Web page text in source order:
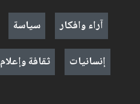
آراء وافكار
سياسة
إنسانيات
ثقافة وإعلام